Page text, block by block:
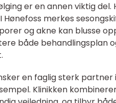
er en annen viktig
Hønefoss merkes
og akne kan blusse
både behandlingsplan
en faglig sterk partner
Klinikken